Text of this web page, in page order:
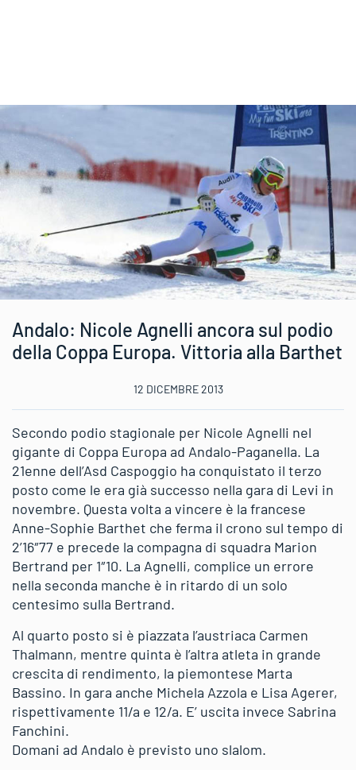
Andalo: Nicole Agnelli ancora sul podio
della Coppa Europa. Vittoria alla Barthet
12 DICEMBRE 2013
Secondo podio stagionale per Nicole Agnelli nel
gigante di Coppa Europa ad Andalo-Paganella. La
21enne dell’Asd Caspoggio ha conquistato il terzo
posto come le era già successo nella gara di Levi in
novembre. Questa volta a vincere è la francese
Anne-Sophie Barthet che ferma il crono sul tempo di
2’16″77 e precede la compagna di squadra Marion
Bertrand per 1″10. La Agnelli, complice un errore
nella seconda manche è in ritardo di un solo
centesimo sulla Bertrand.
Al quarto posto si è piazzata l’austriaca Carmen
Thalmann, mentre quinta è l’altra atleta in grande
crescita di rendimento, la piemontese Marta
Bassino. In gara anche Michela Azzola e Lisa Agerer,
rispettivamente 11/a e 12/a. E’ uscita invece Sabrina
Fanchini.
Domani ad Andalo è previsto uno slalom.